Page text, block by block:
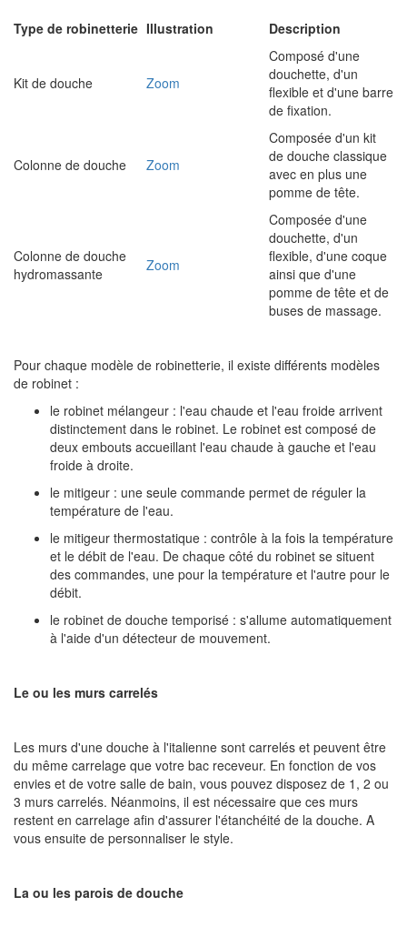
Type de robinetterie Illustration Description
Kit de douche Zoom
Composé d'une
douchette, d'un
flexible et d'une barre
de fixation.
Colonne de douche Zoom
Composée d'un kit
de douche classique
avec en plus une
pomme de tête.
Colonne de douche
hydromassante
Zoom
Composée d'une
douchette, d'un
flexible, d'une coque
ainsi que d'une
pomme de tête et de
buses de massage.
Pour chaque modèle de robinetterie, il existe différents modèles
de robinet :
le robinet mélangeur : l'eau chaude et l'eau froide arrivent
distinctement dans le robinet. Le robinet est composé de
deux embouts accueillant l'eau chaude à gauche et l'eau
froide à droite.
le mitigeur : une seule commande permet de réguler la
température de l'eau.
le mitigeur thermostatique : contrôle à la fois la température
et le débit de l'eau. De chaque côté du robinet se situent
des commandes, une pour la température et l'autre pour le
débit.
le robinet de douche temporisé : s'allume automatiquement
à l'aide d'un détecteur de mouvement.
Le ou les murs carrelés
Les murs d'une douche à l'italienne sont carrelés et peuvent être
du même carrelage que votre bac receveur. En fonction de vos
envies et de votre salle de bain, vous pouvez disposez de 1, 2 ou
3 murs carrelés. Néanmoins, il est nécessaire que ces murs
restent en carrelage afin d'assurer l'étanchéité de la douche. A
vous ensuite de personnaliser le style.
La ou les parois de douche